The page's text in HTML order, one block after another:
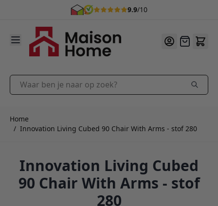
9.9/10
Ga naar de inhoud
Offerte
Waar ben je naar op zoek?
Home
/ Innovation Living Cubed 90 Chair With Arms - stof 280
Innovation Living Cubed
90 Chair With Arms - stof
280